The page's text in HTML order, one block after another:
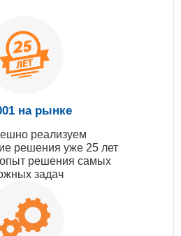
на рынке
реализуем
решения уже 25 лет
решения самых
задач